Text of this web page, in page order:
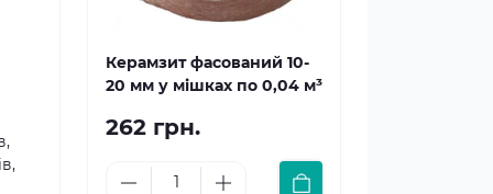
Керамзит фасований 10-
20 мм у мішках по 0,04 м³
262 грн.